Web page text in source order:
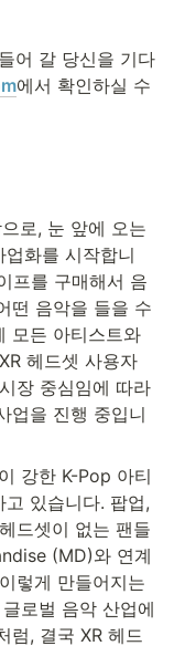
어 갈 당신을 기다
에서 확인하실 수
로, 눈 앞에 오는
화를 시작합니
프를 구매해서 음
떤 음악을 들을 수
모든 아티스트와
헤드셋 사용자
장 중심임에 따라
업을 진행 중입니
강한 K-Pop 아티
있습니다. 팝업,
드셋이 없는 팬들
(MD)와 연계
렇게 만들어지는
로벌 음악 산업에
럼, 결국 XR 헤드